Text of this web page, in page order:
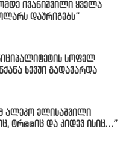
ივანიშვილი ყველა
დაურიგებს”
სოფელ
ხევში გადავარდა
ალეკო ელისაშვილი
ტრ@@იც და კიდევ ისიც…”